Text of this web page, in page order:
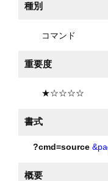
種別
コマンド
重要度
★☆☆☆☆
書式
?cmd=source
概要